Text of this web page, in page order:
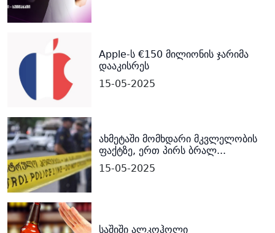
Apple-ს €150 მილიონის ჯარიმა
დააკისრეს
15-05-2025
ახმეტაში მომხდარი მკვლელობის
ფაქტზე, ერთ პირს ბრალ...
15-05-2025
საშიში ალკოჰოლი